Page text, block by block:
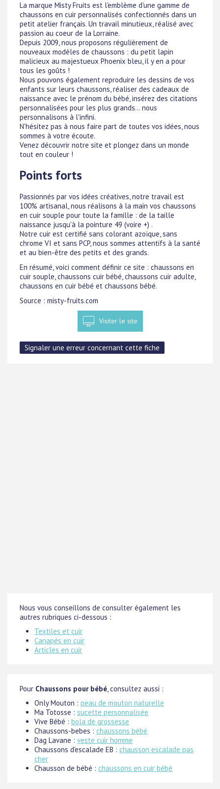
La marque Misty Fruits est l'emblème d'une gamme de
chaussons en cuir personnalisés confectionnés dans un
petit atelier français. Un travail minutieux, réalisé avec
passion au coeur de la Lorraine.
Depuis 2009, nous proposons régulièrement de
nouveaux modèles de chaussons : du petit lapin
malicieux au majestueux Phoenix bleu, il y en a pour
tous les goûts !
Nous pouvons également reproduire les dessins de vos
enfants sur leurs chaussons, réaliser des cadeaux de
naissance avec le prénom du bébé, insérez des citations
personnalisées pour les plus grands... nous
personnalisons à l'infini.
N'hésitez pas à nous faire part de toutes vos idées, nous
sommes à votre écoute.
Venez découvrir notre site et plongez dans un monde
tout en couleur !
Points forts
Passionnés par vos idées créatives, notre travail est
100% artisanal, nous réalisons à la main vos chaussons
en cuir souple pour toute la famille : de la taille
naissance jusqu'à la pointure 49 (voire +) .
Notre cuir est certifié sans colorant azoïque, sans
chrome VI et sans PCP, nous sommes attentifs à la santé
et au bien-être des petits et des grands.
En résumé, voici comment définir ce site : chaussons en
cuir souple, chaussons cuir bébé, chaussons cuir adulte,
chaussons en cuir bébé et chaussons bébé.
Source : misty-fruits.com
Visiter le site
Nous vous conseillons de consulter également les
autres rubriques ci-dessous :
Textiles et cuir
Canapés en cuir
Articles en cuir
Pour Chaussons pour bébé, consultez aussi :
Only Mouton : peau de mouton naturelle
Ma Totosse : sucette personnalisée
Vive Bébé : bola de grossesse
Chaussons-bebes : chaussons bébé
Dag Lavane : veste cuir homme
Chaussons d'escalade EB : chausson escalade pas
cher
Chausson de bébé : chaussons en cuir bébé